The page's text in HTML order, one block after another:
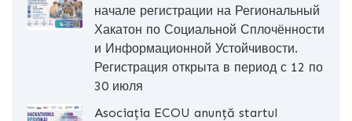
начале регистрации на Региональный
Хакатон по Социальной Сплочённости
и Информационной Устойчивости.
Регистрация открыта в период с 12 по
30 июля
Asociația ECOU anunță startul